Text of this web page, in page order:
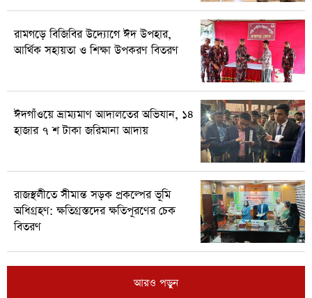
রামগড়ে বিজিবির উদ্যোগে ঈদ উপহার,
আর্থিক সহায়তা ও শিক্ষা উপকরণ বিতরণ
ঈদগাঁওয়ে ভ্রাম্যমাণ আদালতের অভিযান, ১৪
হাজার ৭ শ টাকা জরিমানা আদায়
রাজস্থলীতে সীমান্ত সড়ক প্রকল্পের ভূমি
অধিগ্রহণ: ক্ষতিগ্রস্তদের ক্ষতিপূরণের চেক
বিতরণ
আরও পড়ুন